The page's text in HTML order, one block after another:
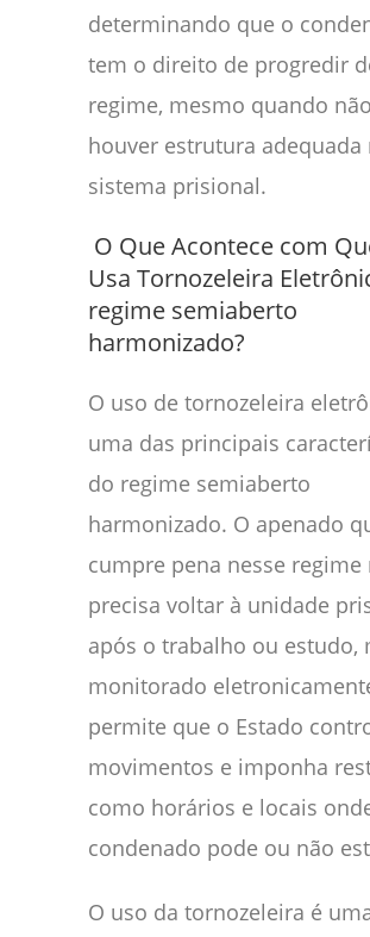
determinando que o
tem o direito de progredir
regime, mesmo quando não
houver estrutura adequada
sistema prisional.
O Que Acontece com
Usa Tornozeleira
regime semiaberto
harmonizado?
O uso de tornozeleira
uma das principais
do regime semiaberto
harmonizado. O apenado
cumpre pena nesse regime
precisa voltar à unidade
após o trabalho ou estudo,
monitorado
permite que o Estado
movimentos e imponha
como horários e locais
condenado pode ou não
O uso da tornozeleira é